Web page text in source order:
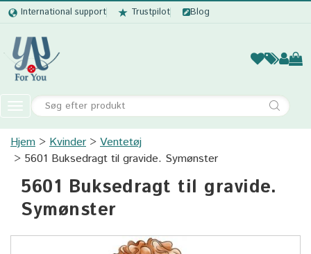
International support Trustpilot Blog
Kvinder
Toggle
navigation
Kvinder
Børn
Hjem Kvinder
Ventetøj
5601 Buksedragt til gravide. Symønster
5601 Buksedragt til gravide.
Symønster